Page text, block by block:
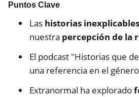
Puntos Clave
Las historias inexplicables
nuestra percepción de la
El podcast "Historias que
una referencia en el
Extranormal ha explorado